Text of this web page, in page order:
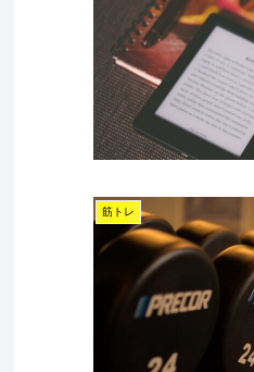
筋トレ